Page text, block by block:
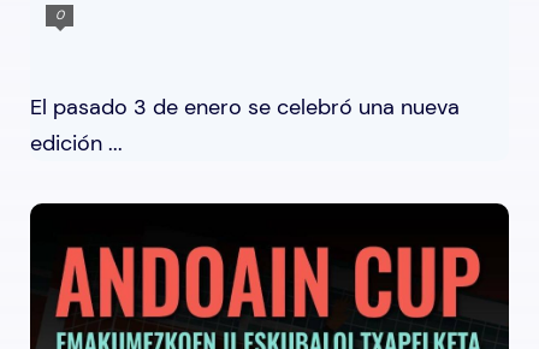
0
El pasado 3 de enero se celebró una nueva
edición ...